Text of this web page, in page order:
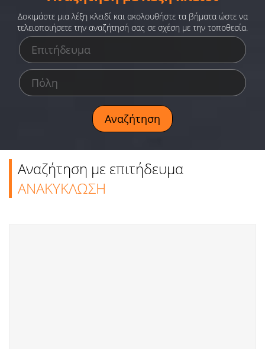
Ειδήσεις
Παιχνίδια
Ραδιόφωνο
Ταινίες
Δοκιμάστε μια λέξη κλειδί και ακολουθήστε τα βήματα ώστε να
τελειοποιήσετε την αναζήτησή σας σε σχέση με την τοποθεσία.
Αναζήτηση με επιτήδευμα
ΑΝΑΚΥΚΛΩΣΗ